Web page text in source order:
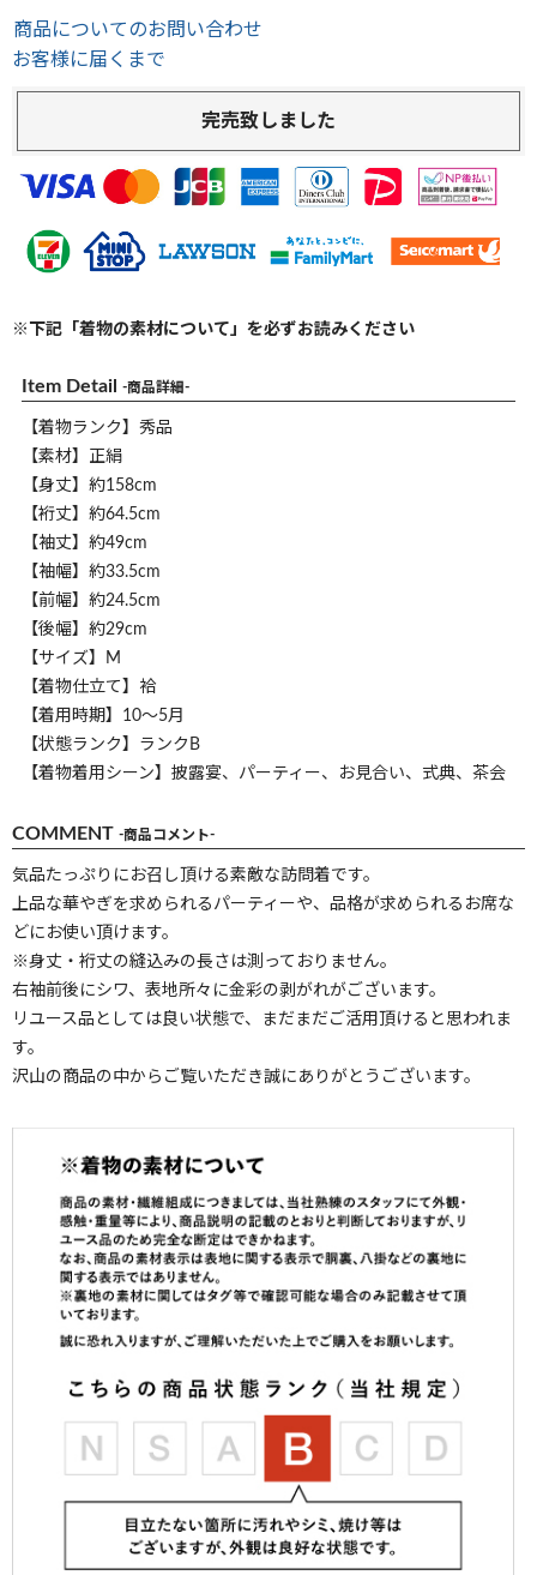
商品についてのお問い合わせ
お客様に届くまで
完売致しました
※下記「着物の素材について」を必ずお読みください
Item Detail -商品詳細-
【着物ランク】秀品
【素材】正絹
【身丈】約158cm
【裄丈】約64.5cm
【袖丈】約49cm
【袖幅】約33.5cm
【前幅】約24.5cm
【後幅】約29cm
【サイズ】M
【着物仕立て】袷
【着用時期】10～5月
【状態ランク】ランクB
【着物着用シーン】披露宴、パーティー、お見合い、式典、茶会
COMMENT -商品コメント-
気品たっぷりにお召し頂ける素敵な訪問着です。
上品な華やぎを求められるパーティーや、品格が求められるお席な
どにお使い頂けます。
※身丈・裄丈の縫込みの長さは測っておりません。
右袖前後にシワ、表地所々に金彩の剥がれがございます。
リユース品としては良い状態で、まだまだご活用頂けると思われま
す。
沢山の商品の中からご覧いただき誠にありがとうございます。